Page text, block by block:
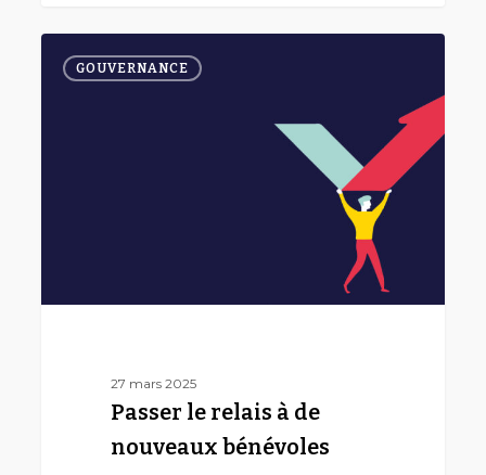
Passer
relais
GOUVERNANCE
27 mars 2025
Passer le relais à de
nouveaux bénévoles